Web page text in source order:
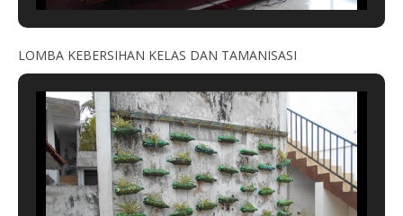
LOMBA KEBERSIHAN KELAS DAN TAMANISASI